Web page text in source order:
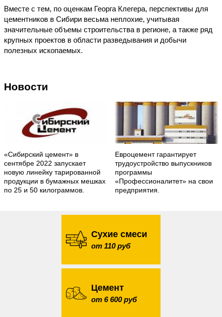
Вместе с тем, по оценкам Георга Клегера, перспективы для
цементников в Сибири весьма неплохие, учитывая
значительные объемы строительства в регионе, а также ряд
крупных проектов в области разведывания и добычи
полезных ископаемых.
Новости
«Сибирский цемент» в
сентябре 2022 запускает
новую линейку тарированной
продукции в бумажных мешках
по 25 и 50 килограммов.
Евроцемент гарантирует
трудоустройство выпускников
программы
«Профессионалитет» на свои
предприятия.
Сухие смеси
от 110 руб
Цемент
от 6 600 руб